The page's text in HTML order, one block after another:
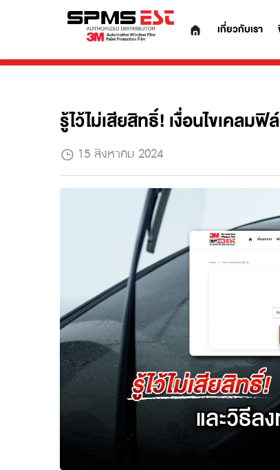
เกี่ยวกับ
รู้ไว้ไม่เสียสิทธิ์! เงื่อนไขเ
15 สิงหาคม 2024